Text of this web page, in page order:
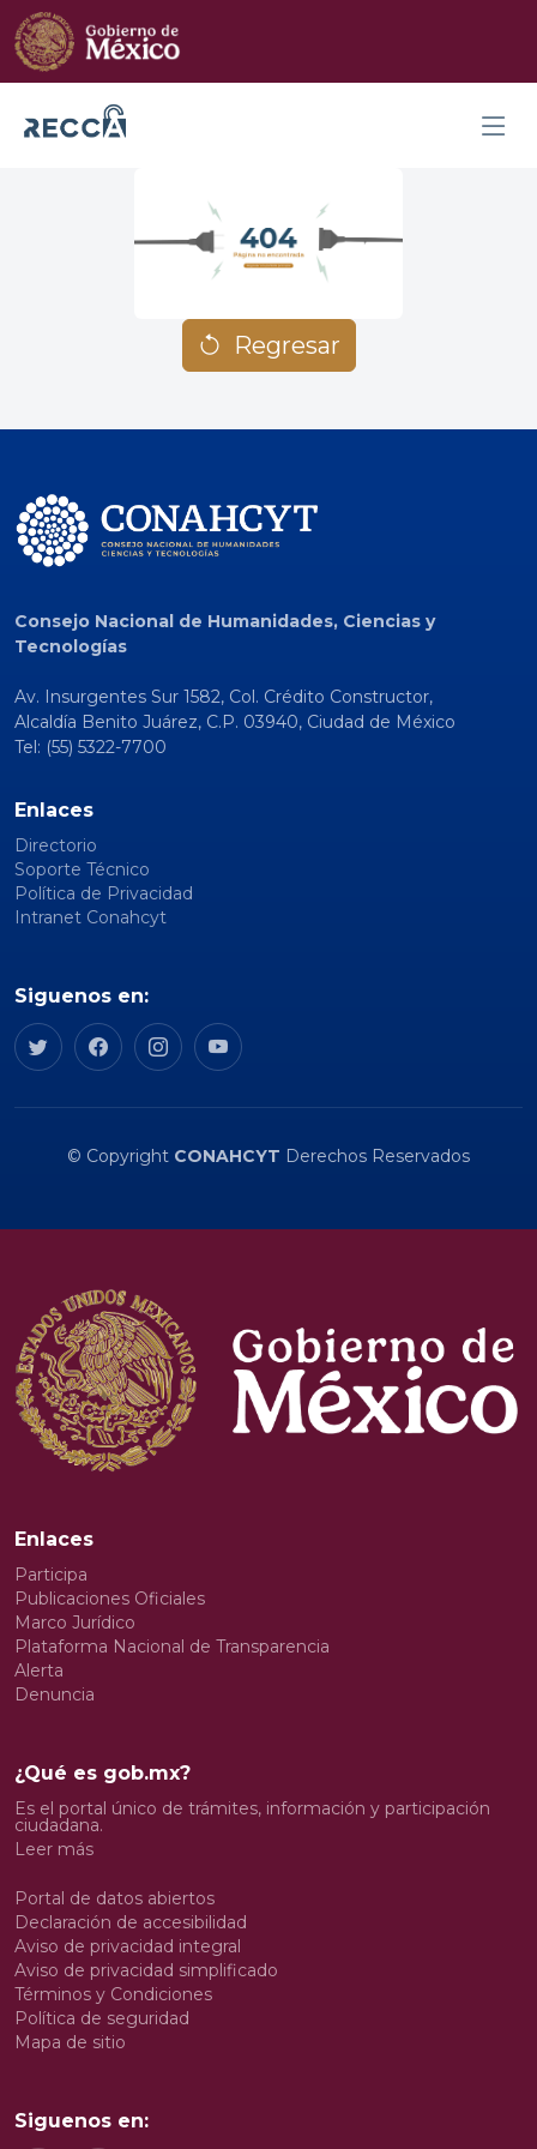
Regresar
Consejo Nacional de Humanidades, Ciencias y
Tecnologías
Av. Insurgentes Sur 1582, Col. Crédito Constructor,
Alcaldía Benito Juárez, C.P. 03940, Ciudad de México
Tel: (55) 5322-7700
Enlaces
Directorio
Soporte Técnico
Política de Privacidad
Intranet Conahcyt
Siguenos en:
© Copyright CONAHCYT Derechos Reservados
Enlaces
Participa
Publicaciones Oficiales
Marco Jurídico
Plataforma Nacional de Transparencia
Alerta
Denuncia
¿Qué es gob.mx?
Es el portal único de trámites, información y participación
ciudadana.
Leer más
Portal de datos abiertos
Declaración de accesibilidad
Aviso de privacidad integral
Aviso de privacidad simplificado
Términos y Condiciones
Política de seguridad
Mapa de sitio
Siguenos en: